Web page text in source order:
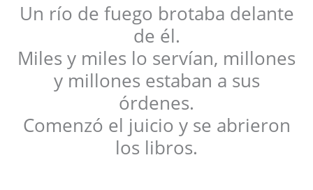
Un río de fuego brotaba delante
de él.
Miles y miles lo servían, millones
y millones estaban a sus
órdenes.
Comenzó el juicio y se abrieron
los libros.